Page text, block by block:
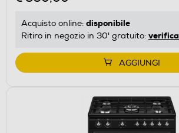
Acquisto online: disponibile
Ritiro in negozio in 30' gratuito: verifica
AGGIUNGI